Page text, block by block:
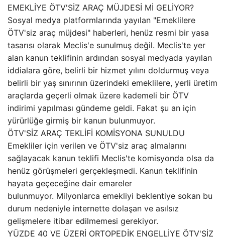
EMEKLİYE ÖTV'SİZ ARAÇ MÜJDESİ Mİ GELİYOR?
Sosyal medya platformlarında yayılan "Emeklilere
ÖTV'siz araç müjdesi" haberleri, henüz resmi bir yasa
tasarısı olarak Meclis'e sunulmuş değil. Meclis'te yer
alan kanun teklifinin ardından sosyal medyada yayılan
iddialara göre, belirli bir hizmet yılını doldurmuş veya
belirli bir yaş sınırının üzerindeki emeklilere, yerli üretim
araçlarda geçerli olmak üzere kademeli bir ÖTV
indirimi yapılması gündeme geldi. Fakat şu an için
yürürlüğe girmiş bir kanun bulunmuyor.
ÖTV'SİZ ARAÇ TEKLİFİ KOMİSYONA SUNULDU
Emekliler için verilen ve ÖTV'siz araç almalarını
sağlayacak kanun teklifi Meclis'te komisyonda olsa da
henüz görüşmeleri gerçekleşmedi. Kanun teklifinin
hayata geçeceğine dair emareler
bulunmuyor. Milyonlarca emekliyi beklentiye sokan bu
durum nedeniyle internette dolaşan ve asılsız
gelişmelere itibar edilmemesi gerekiyor.
YÜZDE 40 VE ÜZERİ ORTOPEDİK ENGELLİYE ÖTV'SİZ